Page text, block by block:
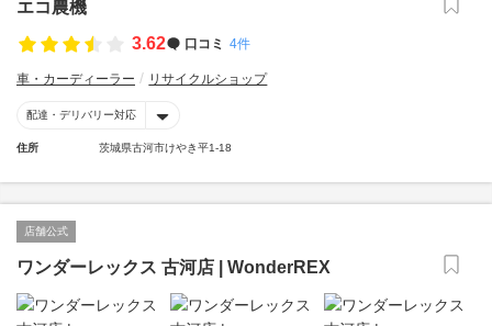
エコ農機
3.62
口コミ 4件
車・カーディーラー リサイクルショップ
配達・デリバリー対応
住所 茨城県古河市けやき平1-18
店舗公式
ワンダーレックス 古河店 | WonderREX